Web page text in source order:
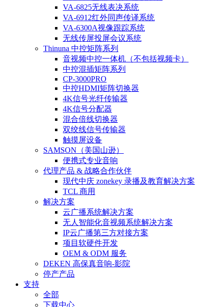
VA-6825无线表决系统
VA-6912红外同声传译系统
VA-6300A视像跟踪系统
无线传屏投屏会议系统
Thinuna 中控矩阵系列
音视频中控一体机（不包括视频卡）
中控混插矩阵系列
CP-3000PRO
中控HDMI矩阵切换器
4K信号光纤传输器
4K信号分配器
混合倍线切换器
双绞线信号传输器
触摸屏设备
SAMSON（美国山逊）
便携式专业音响
代理产品 & 战略合作伙伴
现代中庆 zonekey 录播及教育解决方案
TCL 商用
解决方案
云广播系统解决方案
无人智能化音视频系统解决方案
IP云广播第三方对接方案
项目软硬件开发
OEM & ODM 服务
DEKEN 高保真音响-影院
停产产品
支持
全部
下载中心